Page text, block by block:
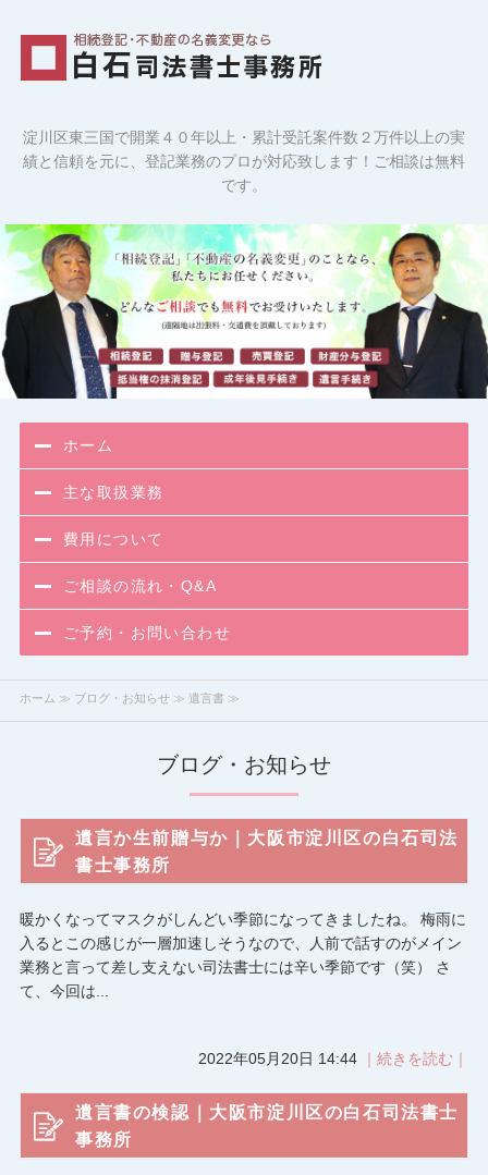
淀川区東三国で開業４０年以上・累計受託案件数２万件以上の実
績と信頼を元に、登記業務のプロが対応致します！ご相談は無料
です。
ホーム
主な取扱業務
費用について
ご相談の流れ・Q&A
ご予約・お問い合わせ
ホーム ≫ ブログ・お知らせ≫ 遺言書 ≫
ブログ・お知らせ
遺言か生前贈与か｜大阪市淀川区の白石司法
書士事務所
暖かくなってマスクがしんどい季節になってきましたね。 梅雨に
入るとこの感じが一層加速しそうなので、人前で話すのがメイン
業務と言って差し支えない司法書士には辛い季節です（笑） さ
て、今回は...
2022年05月20日 14:44 ｜続きを読む｜
遺言書の検認｜大阪市淀川区の白石司法書士
事務所